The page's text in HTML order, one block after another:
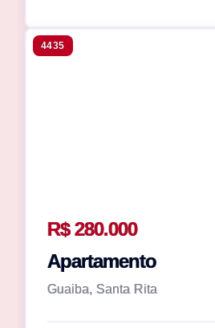
4435
R$ 280.000
Apartamento
Guaiba, Santa Rita